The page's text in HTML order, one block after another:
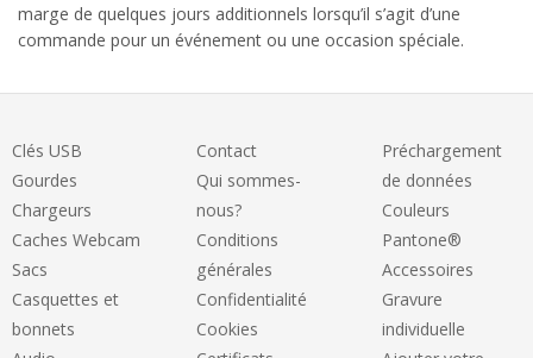
marge de quelques jours additionnels lorsqu’il s’agit d’une
commande pour un événement ou une occasion spéciale.
Clés USB
Gourdes
Chargeurs
Caches Webcam
Sacs
Casquettes et
bonnets
Contact
Qui sommes-
nous?
Conditions
générales
Confidentialité
Cookies
Préchargement
de données
Couleurs
Pantone®
Accessoires
Gravure
individuelle